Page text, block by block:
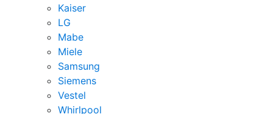
Kaiser
LG
Mabe
Miele
Samsung
Siemens
Vestel
Whirlpool